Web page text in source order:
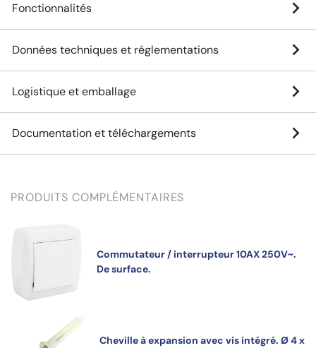
Fonctionnalités
Données techniques et réglementations
Logistique et emballage
Documentation et téléchargements
PRODUITS COMPLÉMENTAIRES
Commutateur / interrupteur 10AX 250V~.
De surface.
Cheville à expansion avec vis intégré. Ø 4 x